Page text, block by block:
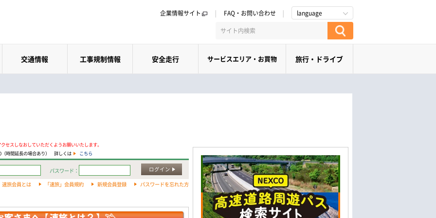
企業情報サイト FAQ・お問い合わせ language
交通情報 工事規制情報 安全走行 サービスエリア・お買物 旅行・ドライブ
セスしなおしていただくようお願いいたします。
時間延長の場合あり） 詳しくは
こちら
パスワード： ログイン
速旅会員とは 「速旅」会員規約 新規会員登録 パスワードを忘れた方